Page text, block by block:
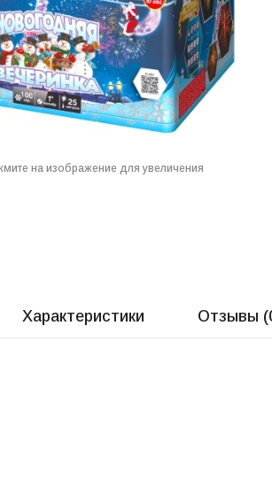
на изображение для увеличения
Характеристики Отзывы (